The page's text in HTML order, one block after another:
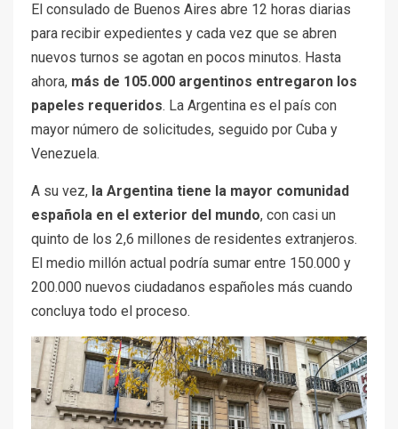
El consulado de Buenos Aires abre 12 horas diarias
para recibir expedientes y cada vez que se abren
nuevos turnos se agotan en pocos minutos. Hasta
ahora, más de 105.000 argentinos entregaron los
papeles requeridos. La Argentina es el país con
mayor número de solicitudes, seguido por Cuba y
Venezuela.
A su vez, la Argentina tiene la mayor comunidad
española en el exterior del mundo, con casi un
quinto de los 2,6 millones de residentes extranjeros.
El medio millón actual podría sumar entre 150.000 y
200.000 nuevos ciudadanos españoles más cuando
concluya todo el proceso.